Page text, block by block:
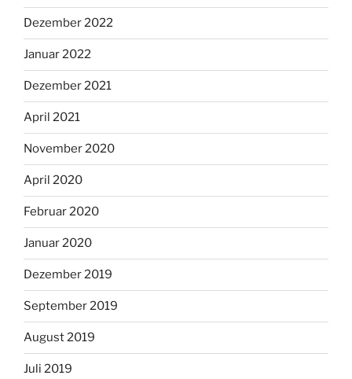
Dezember 2022
Januar 2022
Dezember 2021
April 2021
November 2020
April 2020
Februar 2020
Januar 2020
Dezember 2019
September 2019
August 2019
Juli 2019